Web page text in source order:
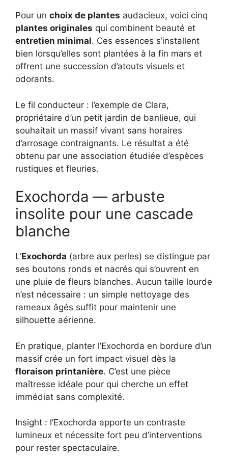
Pour un choix de plantes audacieux, voici cinq
plantes originales qui combinent beauté et
entretien minimal. Ces essences s’installent
bien lorsqu’elles sont plantées à la fin mars et
offrent une succession d’atouts visuels et
odorants.
Le fil conducteur : l’exemple de Clara,
propriétaire d’un petit jardin de banlieue, qui
souhaitait un massif vivant sans horaires
d’arrosage contraignants. Le résultat a été
obtenu par une association étudiée d’espèces
rustiques et fleuries.
Exochorda — arbuste
insolite pour une cascade
blanche
L’Exochorda (arbre aux perles) se distingue par
ses boutons ronds et nacrés qui s’ouvrent en
une pluie de fleurs blanches. Aucun taille lourde
n’est nécessaire : un simple nettoyage des
rameaux âgés suffit pour maintenir une
silhouette aérienne.
En pratique, planter l’Exochorda en bordure d’un
massif crée un fort impact visuel dès la
floraison printanière. C’est une pièce
maîtresse idéale pour qui cherche un effet
immédiat sans complexité.
Insight : l’Exochorda apporte un contraste
lumineux et nécessite fort peu d’interventions
pour rester spectaculaire.